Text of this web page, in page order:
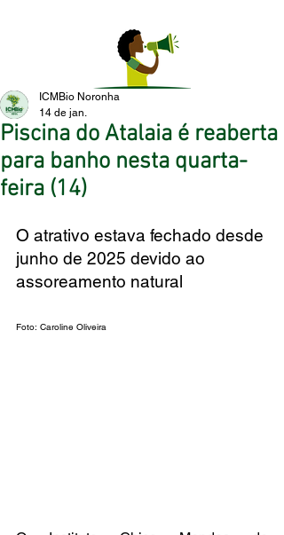
Piscina do Atalaia é reaberta
para banho nesta quarta-
feira (14)
ICMBio Noronha
14 de jan.
O atrativo estava fechado desde
junho de 2025 devido ao
assoreamento natural
Foto: Caroline Oliveira